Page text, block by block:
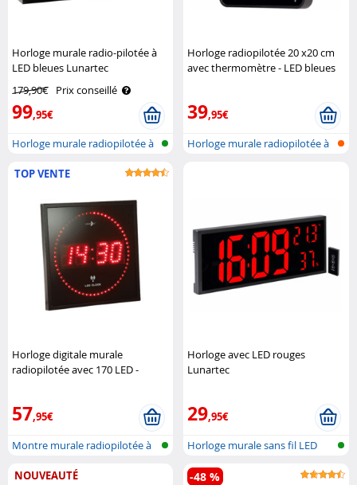
Horloge murale radio-pilotée à
LED bleues Lunartec
179,90€ Prix conseillé
99,95€
Horloge murale radiopilotée à
Horloge radiopilotée 20 x20 cm
avec thermomètre - LED bleues
39,95€
Horloge murale radiopilotée à
TOP VENTE
Horloge digitale murale
radiopilotée avec 170 LED -
57,95€
Montre murale radiopilotée à
Horloge avec LED rouges
Lunartec
29,95€
Horloge murale sans fil LED
XXL ave..
NOUVEAUTÉ -48 %